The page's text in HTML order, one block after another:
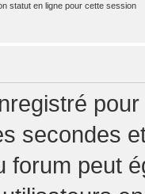
statut en ligne pour cette session
secondes
forum peut